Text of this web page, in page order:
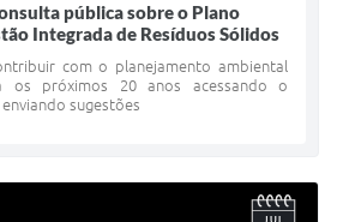
pública sobre o Plano
Integrada de Resíduos Sólidos
com o planejamento ambiental
os próximos 20 anos acessando o
sugestões